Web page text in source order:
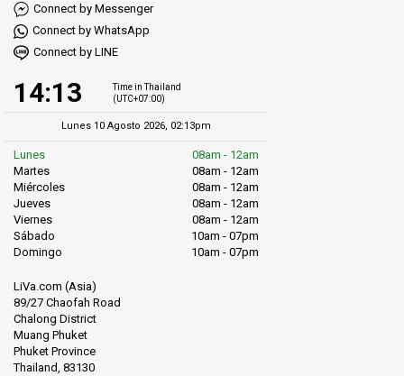
Connect by Messenger
Connect by WhatsApp
Connect by LINE
14:13
Time in Thailand
(UTC+07:00)
Lunes 10 Agosto 2026, 02:13pm
Lunes
08am - 12am
Martes
08am - 12am
Miércoles
08am - 12am
Jueves
08am - 12am
Viernes
08am - 12am
Sábado
10am - 07pm
Domingo
10am - 07pm
LiVa.com (Asia)
89/27 Chaofah Road
Chalong District
Muang Phuket
Phuket Province
Thailand, 83130